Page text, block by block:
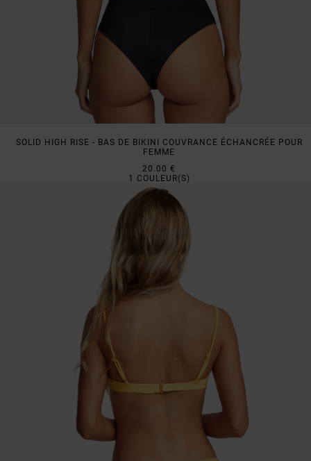
SOLID HIGH RISE - BAS DE BIKINI COUVRANCE ÉCHANCRÉE POUR
FEMME
20.00 €
1
COULEUR(S)